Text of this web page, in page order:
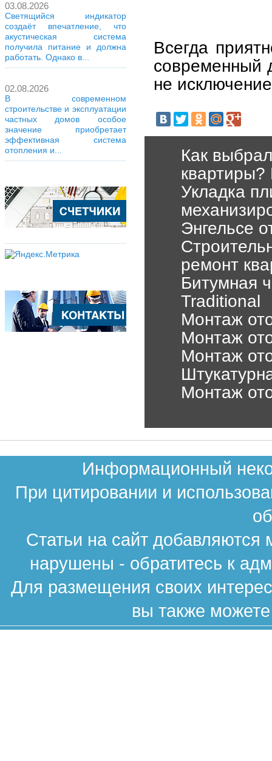
03.08.2026
Светящийся индикатор
создаёт впечатление, что
акустическая система
получила питание и должна
работать. Однако в...
02.08.2026
В современном
строительстве и эксплуатации
частных домов особое
значение приобретает
эффективная система
отопления и...
Всегда
современный
не
Как
Укладка
Энгельсе
ремонт
Битумная
Traditional
Монтаж
Монтаж
Монтаж
Монтаж
Информационный
При цитировании и
Статьи на сайт
нарушены - обратитесь к
Для размещения своих
вы также